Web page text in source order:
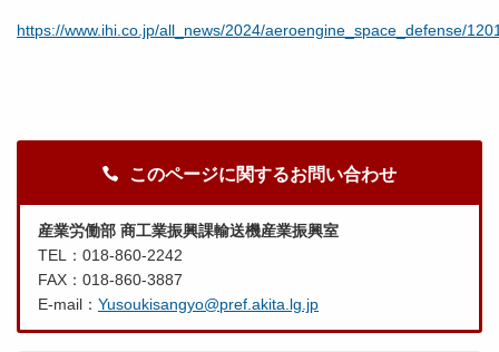
https://www.ihi.co.jp/all_news/2024/aeroengine_space_defense/
このページに関するお問い合わせ
産業労働部 商工業振興課輸送機産業振興室
TEL：018-860-2242
FAX：018-860-3887
E-mail： Yusoukisangyo@pref.akita.lg.jp